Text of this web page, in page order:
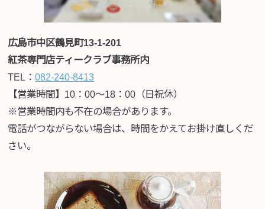
広島市中区鶴見町13-1-201
紅茶専門店ティークラブ事務所内
TEL：082-240-8413
【営業時間】10：00～18：00（日祝休）
※営業時間内も不在の場合があります。
電話がつながらない場合は、時間をかえてお掛け直しくだ
さい。